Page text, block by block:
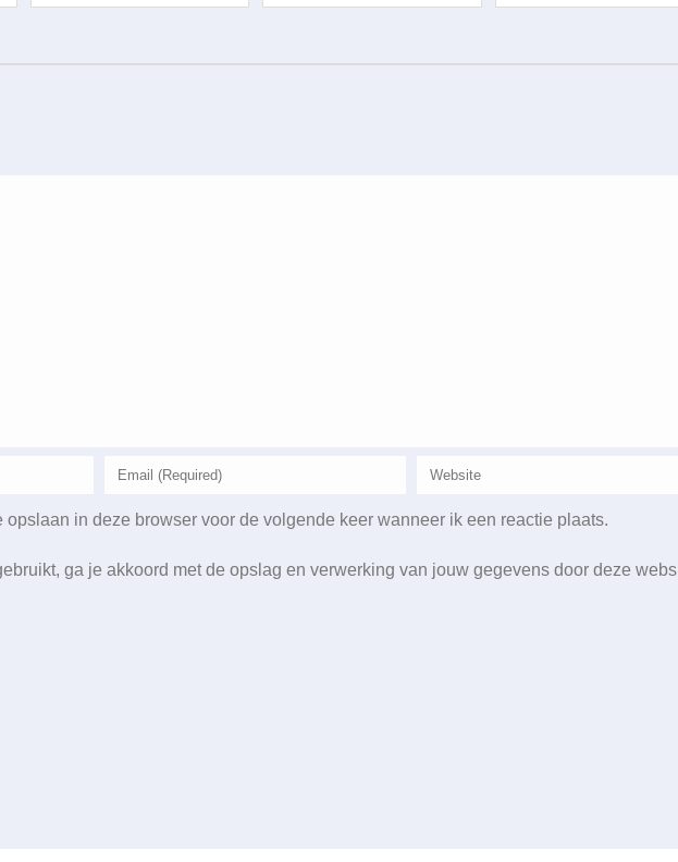
opslaan in deze browser voor de volgende keer wanneer ik een reactie plaats.
ga je akkoord met de opslag en verwerking van jouw gegevens door deze